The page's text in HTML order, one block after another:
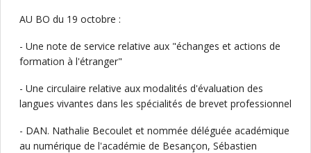
AU BO du 19 octobre :
- Une note de service relative aux "échanges et actions de
formation à l'étranger"
- Une circulaire relative aux modalités d'évaluation des
langues vivantes dans les spécialités de brevet professionnel
- DAN. Nathalie Becoulet et nommée déléguée académique
au numérique de l'académie de Besançon, Sébastien